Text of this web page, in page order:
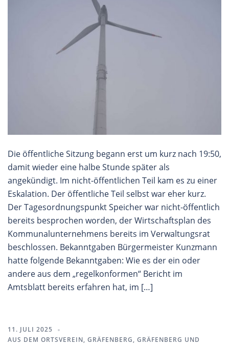
Die öffentliche Sitzung begann erst um kurz nach 19:50,
damit wieder eine halbe Stunde später als
angekündigt. Im nicht-öffentlichen Teil kam es zu einer
Eskalation. Der öffentliche Teil selbst war eher kurz.
Der Tagesordnungspunkt Speicher war nicht-öffentlich
bereits besprochen worden, der Wirtschaftsplan des
Kommunalunternehmens bereits im Verwaltungsrat
beschlossen. Bekanntgaben Bürgermeister Kunzmann
hatte folgende Bekanntgaben: Wie es der ein oder
andere aus dem „regelkonformen“ Bericht im
Amtsblatt bereits erfahren hat, im […]
11. JULI 2025
AUS DEM ORTSVEREIN, GRÄFENBERG, GRÄFENBERG UND